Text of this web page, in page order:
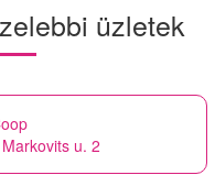
üzletek
u. 2